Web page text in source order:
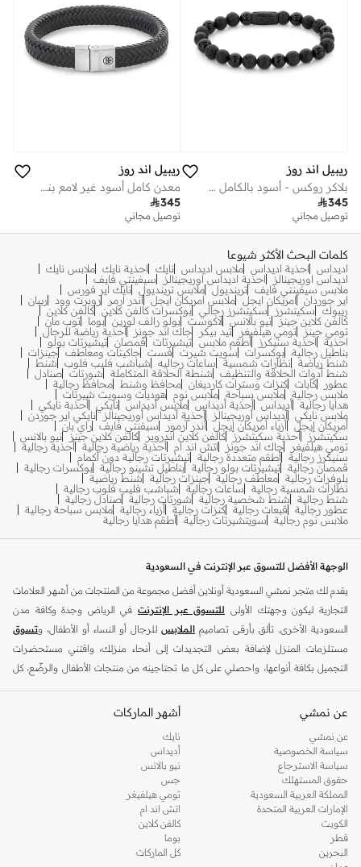
ريبيل اند روز
بلاكر روكس - أسود بالكامل - 8 مم
345
توصيل مجاني
ريبيل اند روز
معدن كامل أسود غير لامع بنقشة متعرجة
345
توصيل مجاني
كلمات البحث الأكثر شيوعا
اديداس احذية اديداس ملابس اديداس نايك احذية نايك ملابس نايك
اديداس اوريجينالز
احذية اديداس اوريجينالز
سيفينتي فايف
ملابس سيفينتي فايف ترينديول ملابس ترينديول نايك اير فورس
اير جوردان
امريكان ايجل ملابس امريكان ايجل اندر ارمر روبرت وود
ريبان
ريبوك
سكيتشرز سكيتشرز رجالي بوكسرات كالفن كلاين كالفن كلاين
كالفن كلاين جينز نيو بالانس لاكوست بولو رالف لورين بوما
توب مان
تومي جينز تومي هيلفيغر تيد بيكر جاك اند جونز
أحذية رياضة للرجال
احذية
احذية سنيكرز أطقم ملابس تيشيرتات قمصان تيشيرتات بولو
بناطيل رجالية بوكسرات سويت شيرت فست جاكيتات ومعاطف جينزات
شنط رياضة نظارات شمسية ساعات رجاليه شباشب فليب فلوب
شنط
شنط أدوات الحلاقة والتنظيف
شنطة الحلاقة المتكاملة شورتات صنادل
عطور
كابات كنزات وسترات كارديغان محافظ وشنط
محافظ رجالية
ملابس رجالية ملابس سباحة ملابس نوم
هوديات وسويت شيرتات
هدايا رجالية أديداس أحذية أديداس ملابس أديداس نايكي أحذبة نايكي
ملابس نايكي أديداس أوريجينالز أحذية أديداس أوريجينالز
نايكي اير جوردن
أمريكان إيجل أزياء أمريكان إيجل أندر آرمور سيفنتي فايف راي بان
سكيتشرز
أحذية سكيتشرز كالفن كلاين اندروير كالفن كلاين جينز
نيو بالانس
تومي هيلفيغر
جاك اند جونز اتش اند ام أحذية رياضية رجالية أحذية رجالية
سنيكرز رجالية أطقم متعددة رجالية تيشيرتات رجالية دون أكمام
قمصان رجالية تيشيرتات بولو رجالية بناطيل تشينو رجالية بوكسرات رجالية
بلوفرات رجالية معاطف رجالية جينزات رجالية
شنط رياضية
نظارات شمسية رجالية
ساعات رجالية
شباشب فليب فلوب رجالية
شنط رجالية
شنط شخصية رجالية شورتات رجالية صنادل رجالية
عطور رجالية
قبعات رجالية كنزات رجالية أزياء رجالية ملابس سباحة رجالية
ملابس نوم رجالية
سويتشيرتات رجالية أطقم هدايا رجالية
الوجهة الأفضل للتسوق عبر الإنترنت في السعودية
يقدم لك متجر نمشي السعودية أونلاين أفضل مجموعة من المنتجات من أشهر العلامات
التجارية ليكون وجهتك الأولى للتسوق عبر الإنترنت في الرياض وجدة وكافة مدن
السعودية الأخرى. تألق بأرقى تصاميم الملابس للرجال أو النساء أو الأطفال، وتسوق
مستلزمات المنزل لإضافة بعض التجديدات إلى أنحاء منزلك، واقتني مستحضرات
التجميل بكافة أنواعها، واحصلي على كل ما تحتاجينه من منتجات الأطفال والرضّع، كل
أفضل العلامات التجارية في السعودية
يضم متجر نمشي السعودية أونلاين مجموعة ضخمة من المنتجات من أفضل العلامات
التجارية، بداية من الأزياء وحتى مستلزمات المنزل. ستجد لدينا كل ما ترغب به من
الملابس والأحذية والإكسسوارات وكافة احتياجاتك الأخرى من علامات رائدة مثل:
ديفاكتو ، و ديزل، وبيير كاردان تومي هيلفيغر، وريفر ايلاند
ومايكل كورس ، وبيفرلي هيلز بولو كلوب ، وأمريكان إيجل
لورين
كما ستجد ملابس للكبار والأطفال لدى نمشي السعودية من علامات مثل
عن نمشي
عن نمشي
سياسة الخصوصية
سياسة الاسترجاع
حقوق المستهلك
المملكة العربية السعودية
الإمارات العربية المتحدة
الكويت
قطر
البحرين
أشهر الماركات
نايك
أديداس
نيو بالانس
جس
تومي هيلفيغر
اتش اند ام
كالفن كلاين
بوما
كل الماركات